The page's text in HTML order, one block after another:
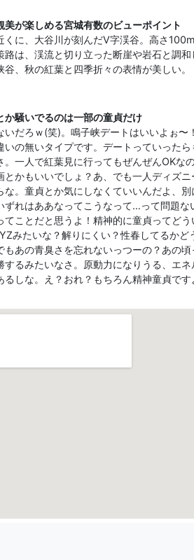
美が楽しめる宮城有数のビューポイント
くに、大谷川が刻んだV字渓谷。高さ
路は、渓流と切り立った断崖や岩石と調
、秋の紅葉と四季折々の表情が美しい。
か騒いでるのは一部の童貞だけ
だろｗ(笑)。鳴子峡デートはいいよぉ〜
いの無いタイプです。デートっていった
。一人で紅葉見に行ってもぜんぜんOKな
とかもいいでしょ？あ、でも一人ディズ
な。童貞とか気にしなくていいんだよ、
ずれはああなってこうなって…って問題
てことだと思うよ！精神的に童貞ってど
みたいな？解りにくい？性春してるか
もあの青臭さを忘れないっつーの？あの
するみたいなさ。原動力になりうる、エネ
るしな。え？おれ？もちろん精神童貞で